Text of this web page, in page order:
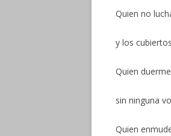
Quien no
y los
Quien
sin ninguna
Quien